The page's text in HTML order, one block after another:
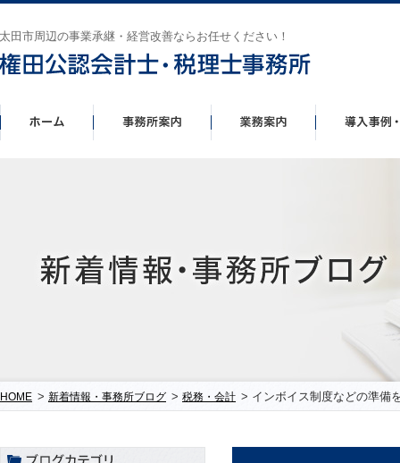
太田市周辺の事業承継・経営改善ならお任せください！
HOME > 新着情報・事務所ブログ > 税務・会計 > インボイス制度などの準備